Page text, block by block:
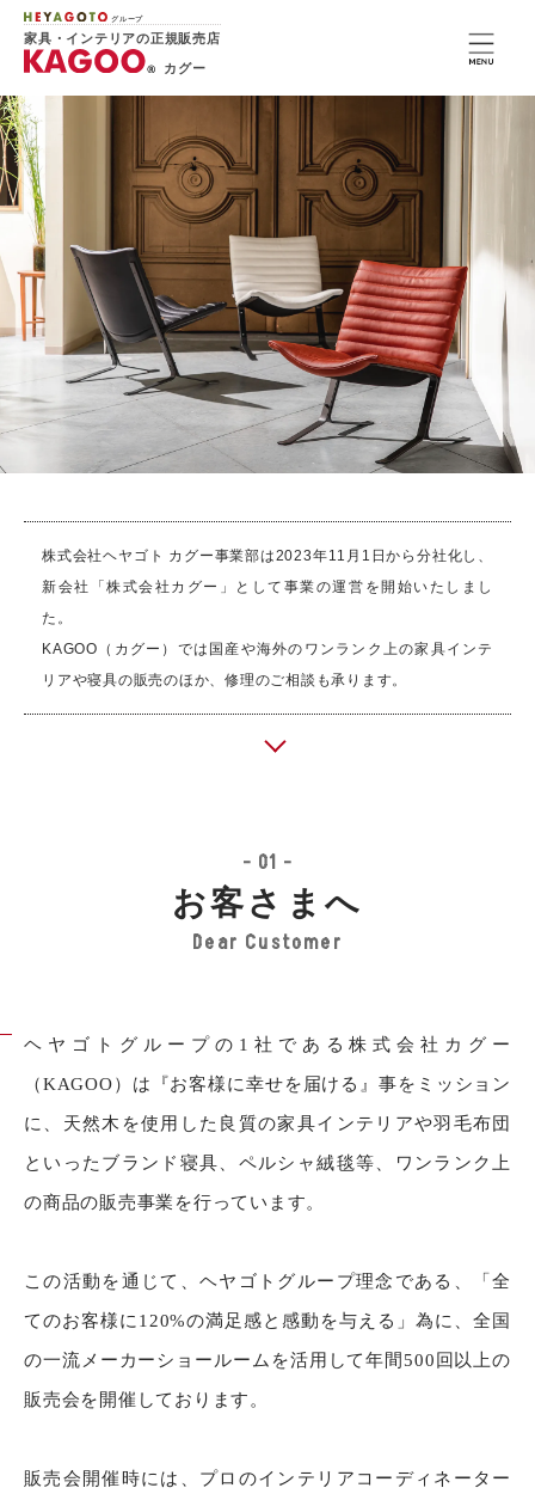
グループ
家具・インテリアの正規販売店
カグー
株式会社ヘヤゴト カグー事業部は2023年11月1日から分社化し、
新会社「株式会社カグー」として事業の運営を開始いたしまし
た。
KAGOO（カグー）では国産や海外のワンランク上の家具インテ
リアや寝具の販売のほか、修理のご相談も承ります。
- 01 -
お客さまへ
Dear Customer
ヘヤゴトグループの1社である株式会社カグー
（KAGOO）は『お客様に幸せを届ける』事をミッション
に、天然木を使用した良質の家具インテリアや羽毛布団
といったブランド寝具、ペルシャ絨毯等、ワンランク上
の商品の販売事業を行っています。
この活動を通じて、ヘヤゴトグループ理念である、「全
てのお客様に120%の満足感と感動を与える」為に、全国
の一流メーカーショールームを活用して年間500回以上の
販売会を開催しております。
販売会開催時には、プロのインテリアコーディネーター